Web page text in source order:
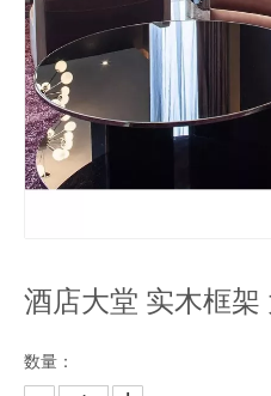
酒店大堂 实木框架
数量：